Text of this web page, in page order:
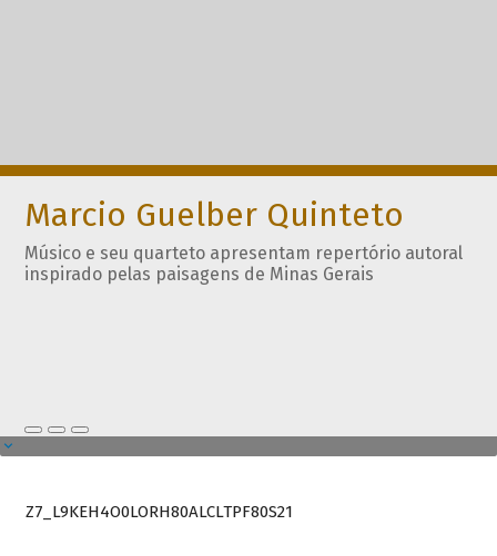
Marcio Guelber Quinteto
Músico e seu quarteto apresentam repertório autoral
inspirado pelas paisagens de Minas Gerais
Z7_L9KEH4O0LORH80ALCLTPF80S21